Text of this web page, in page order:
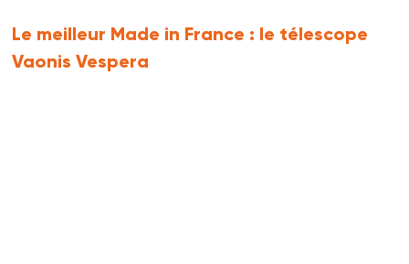
Le meilleur Made in France : le télescope
Vaonis Vespera